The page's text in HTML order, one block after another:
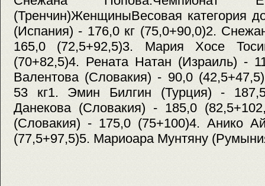
(Тренчин)ЖенщиныВесовая категория
(Испания) - 176,0 кг (75,0+90,0)2.
165,0 (72,5+92,5)3. Мария Хосе
(70+82,5)4. Рената Натан (Израиль) -
Валентова (Словакия) - 90,0
53 кг1. Эмин Билгин (Турция) -
Данекова (Словакия) - 185,0
(Словакия) - 175,0 (75+100)4. Анико
(77,5+97,5)5. Мариоара Мунтяну